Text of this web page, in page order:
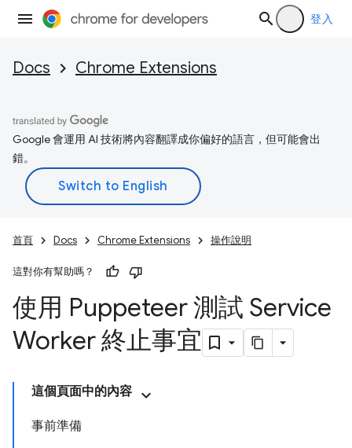
登入
Docs Chrome Extensions
Google 會運用 AI 技術將內容翻譯成你偏好的語言，但可能會出
錯。
首頁 Docs Chrome Extensions 操作說明
這對你有幫助嗎？
使用 Puppeteer 測試 Service
Worker 終止事宜
這個頁面中的內容
事前準備